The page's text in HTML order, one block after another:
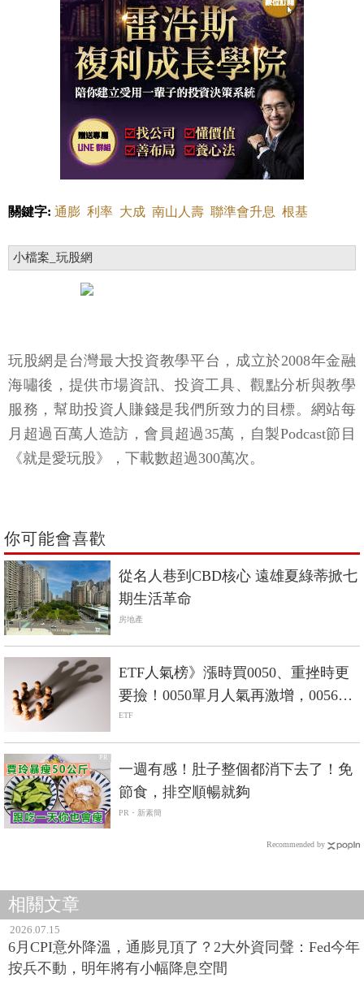
關鍵字: 通膨 利率 大成 南山人壽 聯準會升息 根基
小檔案_玩股網
玩股網是台灣最大投資教學平台，成立於2008年金融
海嘯後，提供市場資訊、投資工具、觀點分析與教學
服務，幫助投資人賺錢是我們所致力的目標。網站每
月超過百萬人造訪，會員超過35萬，自製Podcast節目
《就是愛玩股》，下載數超過300萬次。
你可能會喜歡
從名人巷到CBD核心 遠雄夏綠蒂掀七
期生活革命
房地產
ETF人氣榜》漲時買0050、重挫時更
要撿！0050單月人氣再激增，0056重
返人氣二哥
ETF
PR
一週有感！肚子整個都消下去了！免
節食，排空順暢就夠
PR・新素簡
Recommended by
相關文章
2026.07.15
6月CPI意外降溫，通膨見頂了？2大外資同聲：Fed今年
按兵不動，明年將有小幅降息空間